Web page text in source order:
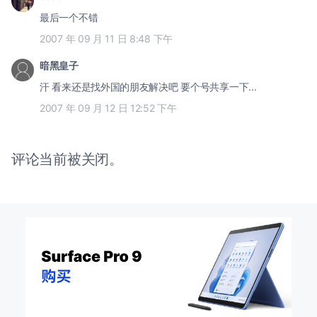
最后一个不错
2007 年 09 月 11 日 8:48 下午
暗黑皇子
汗 看来还是找外国的朋友解决吧 要个号共享一下...
2007 年 09 月 12 日 12:52 下午
评论当前被关闭。